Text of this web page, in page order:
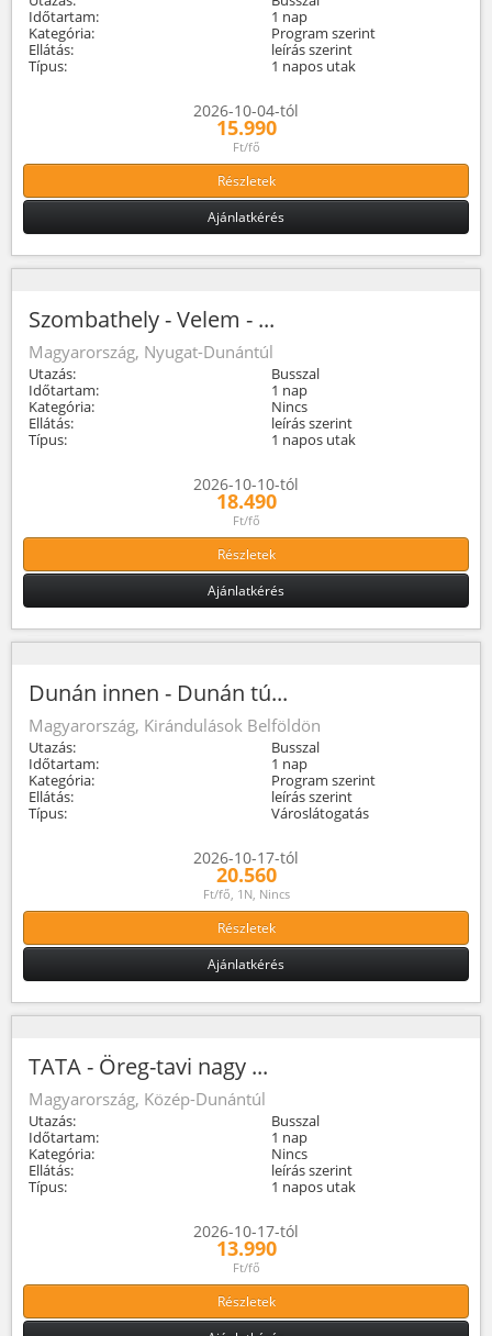
Időtartam:
1 nap
Kategória:
Program szerint
Ellátás:
leírás szerint
Típus:
1 napos utak
2026-10-04-tól
15.990
Ft/fő
Részletek
Ajánlatkérés
Szombathely - Velem - ...
Magyarország, Nyugat-Dunántúl
Utazás:
Busszal
Időtartam:
1 nap
Kategória:
Nincs
Ellátás:
leírás szerint
Típus:
1 napos utak
2026-10-10-tól
18.490
Ft/fő
Részletek
Ajánlatkérés
Dunán innen - Dunán tú...
Magyarország, Kirándulások Belföldön
Utazás:
Busszal
Időtartam:
1 nap
Kategória:
Program szerint
Ellátás:
leírás szerint
Típus:
Városlátogatás
2026-10-17-tól
20.560
Ft/fő, 1N, Nincs
Részletek
Ajánlatkérés
TATA - Öreg-tavi nagy ...
Magyarország, Közép-Dunántúl
Utazás:
Busszal
Időtartam:
1 nap
Kategória:
Nincs
Ellátás:
leírás szerint
Típus:
1 napos utak
2026-10-17-tól
13.990
Ft/fő
Részletek